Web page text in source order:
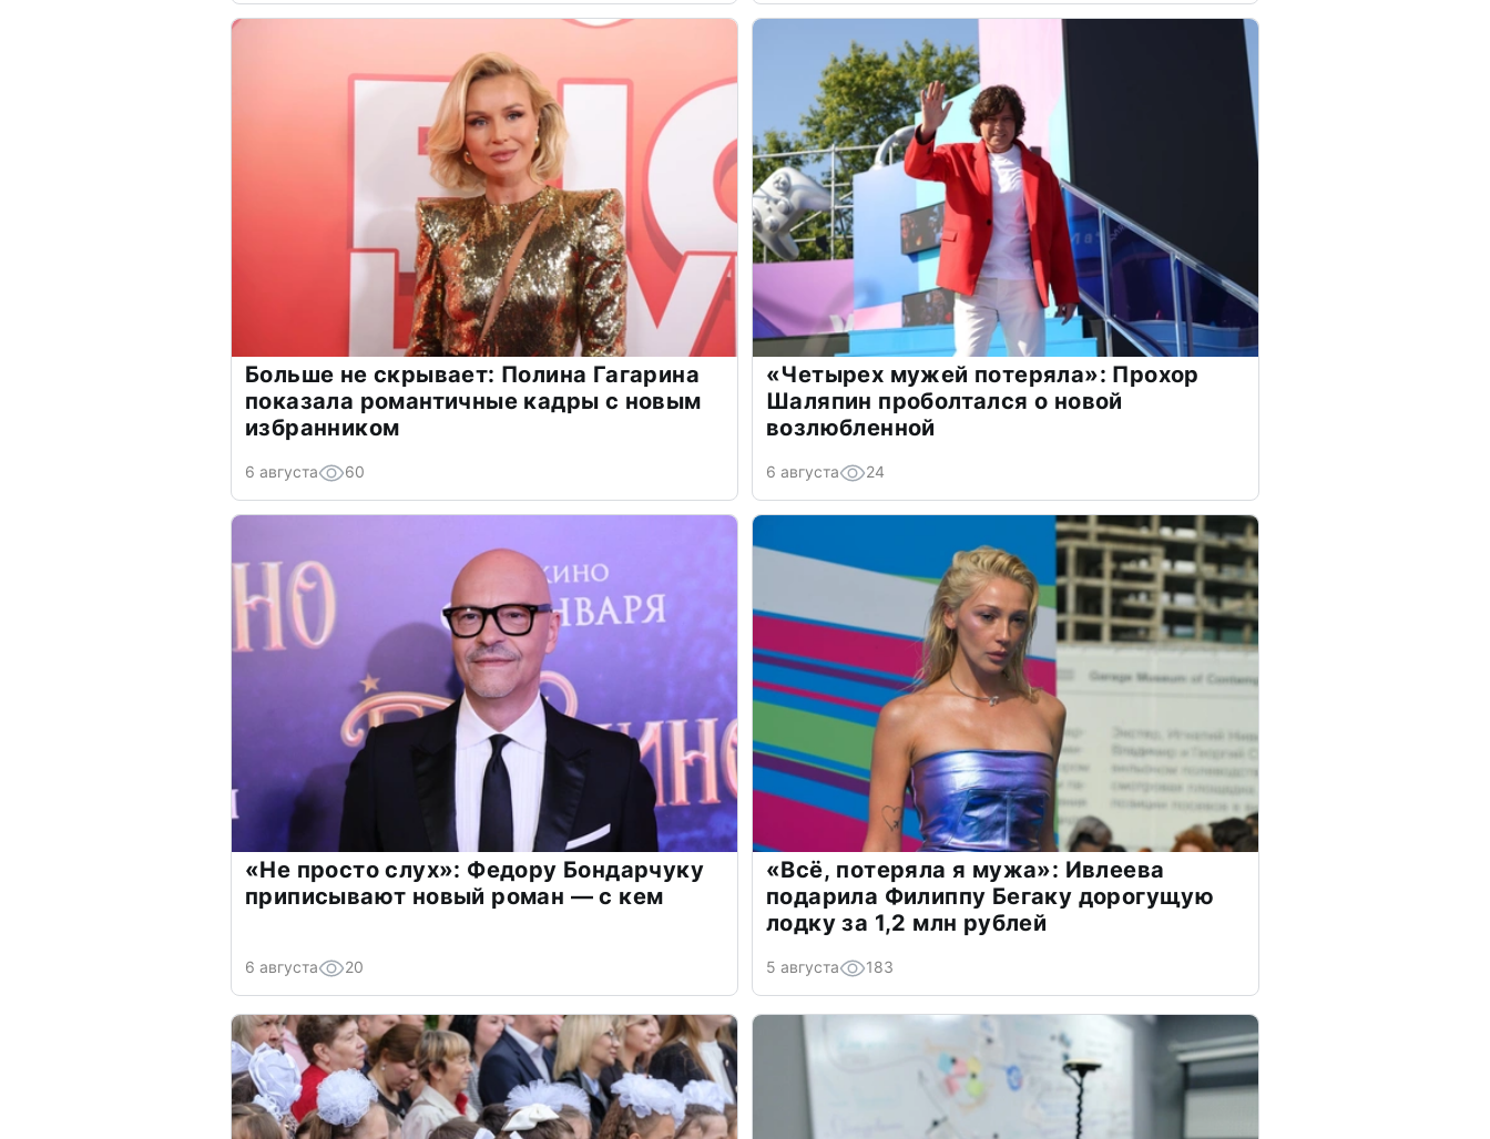
Больше не скрывает: Полина Гагарина
показала романтичные кадры с новым
избранником
6 августа 60
«Четырех мужей потеряла»: Прохор
Шаляпин проболтался о новой
возлюбленной
6 августа 24
«Не просто слух»: Федору Бондарчуку
приписывают новый роман — с кем
6 августа 20
«Всё, потеряла я мужа»: Ивлеева
подарила Филиппу Бегаку дорогущую
лодку за 1,2 млн рублей
5 августа 183